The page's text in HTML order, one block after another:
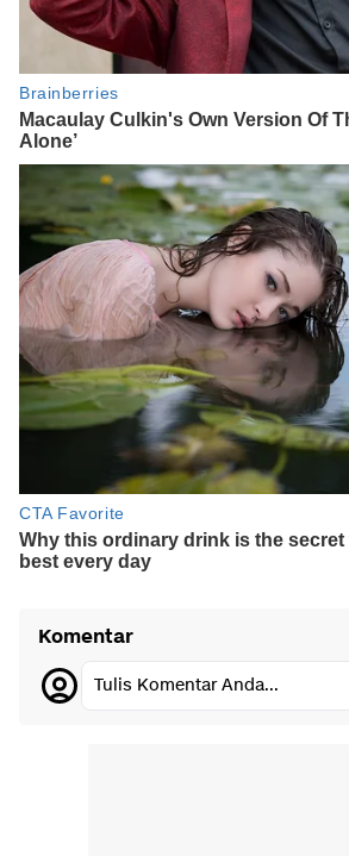
Komentar
Tulis Komentar Anda...